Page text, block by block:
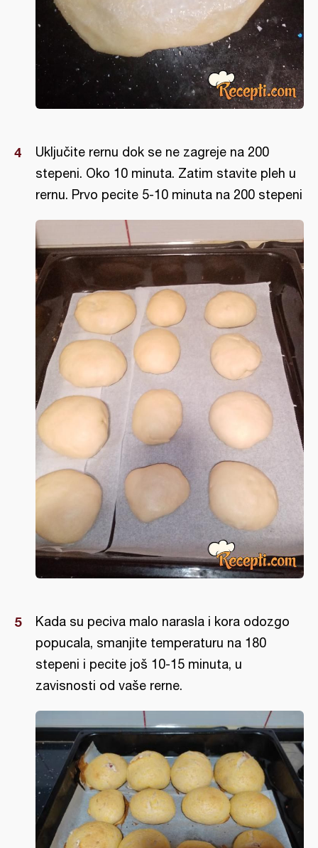
Uključite rernu dok se ne zagreje na 200
stepeni. Oko 10 minuta. Zatim stavite pleh u
rernu. Prvo pecite 5-10 minuta na 200 stepeni
Kada su peciva malo narasla i kora odozgo
popucala, smanjite temperaturu na 180
stepeni i pecite još 10-15 minuta, u
zavisnosti od vaše rerne.